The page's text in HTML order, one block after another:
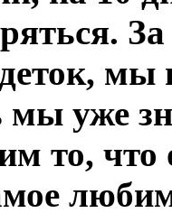
мы
уже
то,